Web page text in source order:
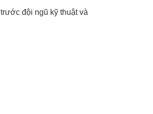
trước đội ngũ kỹ thuật và